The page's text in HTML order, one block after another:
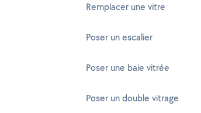
Remplacer une vitre
Poser un escalier
Poser une baie vitrée
Poser un double vitrage